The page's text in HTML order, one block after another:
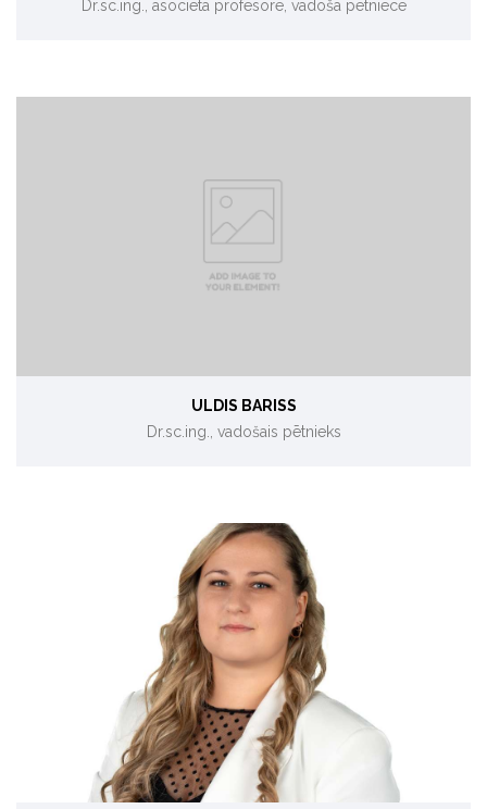
Dr.sc.ing., asociētā profesore, vadošā pētniece
ULDIS BARISS
Dr.sc.ing., vadošais pētnieks
Tīrāka ražošana, materiāli no atkritumiem, siltumnīcefekta
gāzu emisijas (SEG).